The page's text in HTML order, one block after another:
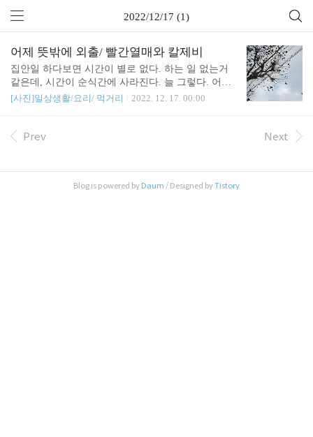
2022/12/17 (1)
어제 뜻밖에 외출/ 빨간열매와 칼제비
집안일 하다보면 시간이 별로 없다. 하는 일 없는거
같은데, 시간이 순식간에 사라진다. 늘 그렇다. 어제
는 남편이 바꿔입은 잠바 주머니에 장갑과 담배가 있
니? 겨울엔 늘... 보이는 열매. 결국 시간 쫓겨서 후다
[사진]일상생활/요리/ 먹거리 2022. 12. 17. 00:00
Prev Next
Blog is powered by Daum / Designed byTistory